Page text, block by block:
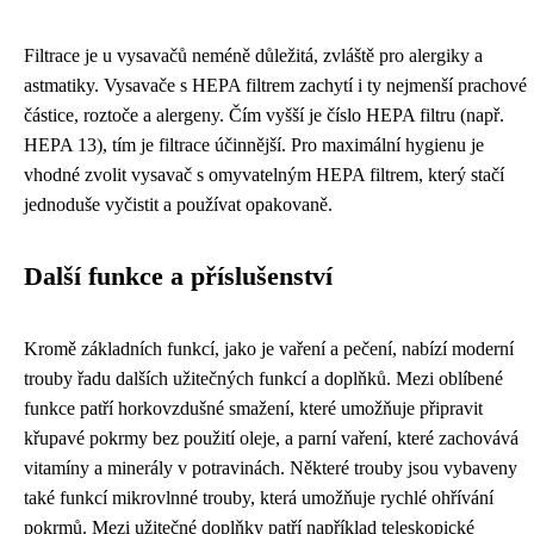
Filtrace je u vysavačů neméně důležitá, zvláště pro alergiky a
astmatiky. Vysavače s HEPA filtrem zachytí i ty nejmenší prachové
částice, roztoče a alergeny. Čím vyšší je číslo HEPA filtru (např.
HEPA 13), tím je filtrace účinnější. Pro maximální hygienu je
vhodné zvolit vysavač s omyvatelným HEPA filtrem, který stačí
jednoduše vyčistit a používat opakovaně.
Další funkce a příslušenství
Kromě základních funkcí, jako je vaření a pečení, nabízí moderní
trouby řadu dalších užitečných funkcí a doplňků. Mezi oblíbené
funkce patří horkovzdušné smažení, které umožňuje připravit
křupavé pokrmy bez použití oleje, a parní vaření, které zachovává
vitamíny a minerály v potravinách. Některé trouby jsou vybaveny
také funkcí mikrovlnné trouby, která umožňuje rychlé ohřívání
pokrmů. Mezi užitečné doplňky patří například teleskopické